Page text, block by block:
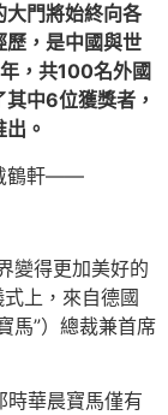
大門將始終向各
歷，是中國與世
，共100名外國
中6位獲獎者，
。
鶴軒——
變得更加美好的
上，來自德國
馬”）總裁兼首席
時華晨寶馬僅有